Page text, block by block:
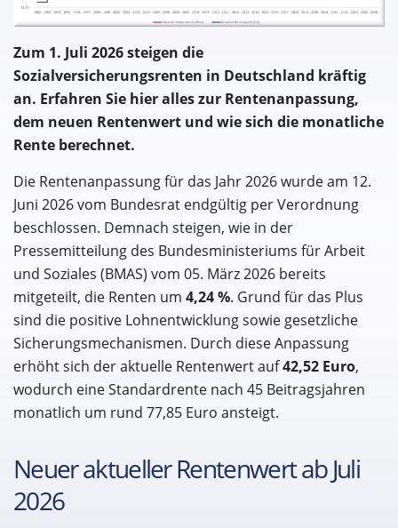
Zum 1. Juli 2026 steigen die
Sozialversicherungsrenten in Deutschland kräftig
an. Erfahren Sie hier alles zur Rentenanpassung,
dem neuen Rentenwert und wie sich die monatliche
Rente berechnet.
Die Rentenanpassung für das Jahr 2026 wurde am 12.
Juni 2026 vom Bundesrat endgültig per Verordnung
beschlossen. Demnach steigen, wie in der
Pressemitteilung des Bundesministeriums für Arbeit
und Soziales (BMAS) vom 05. März 2026 bereits
mitgeteilt, die Renten um 4,24 %. Grund für das Plus
sind die positive Lohnentwicklung sowie gesetzliche
Sicherungsmechanismen. Durch diese Anpassung
erhöht sich der aktuelle Rentenwert auf42,52 Euro,
wodurch eine Standardrente nach 45 Beitragsjahren
monatlich um rund 77,85 Euro ansteigt.
Neuer aktueller Rentenwert ab Juli
2026